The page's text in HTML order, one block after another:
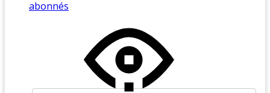
abonnés